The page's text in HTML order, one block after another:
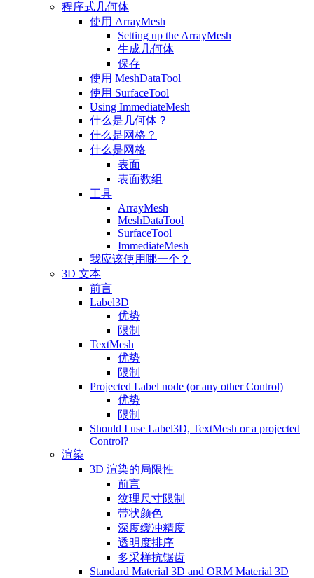
程序式几何体
使用 ArrayMesh
Setting up the ArrayMesh
生成几何体
保存
使用 MeshDataTool
使用 SurfaceTool
Using ImmediateMesh
什么是几何体？
什么是网格？
什么是网格
表面
表面数组
工具
ArrayMesh
MeshDataTool
SurfaceTool
ImmediateMesh
我应该使用哪一个？
3D 文本
前言
Label3D
优势
限制
TextMesh
优势
限制
Projected Label node (or any other Control)
优势
限制
Should I use Label3D, TextMesh or a projected
Control?
渲染
3D 渲染的局限性
前言
纹理尺寸限制
带状颜色
深度缓冲精度
透明度排序
多采样抗锯齿
Standard Material 3D and ORM Material 3D